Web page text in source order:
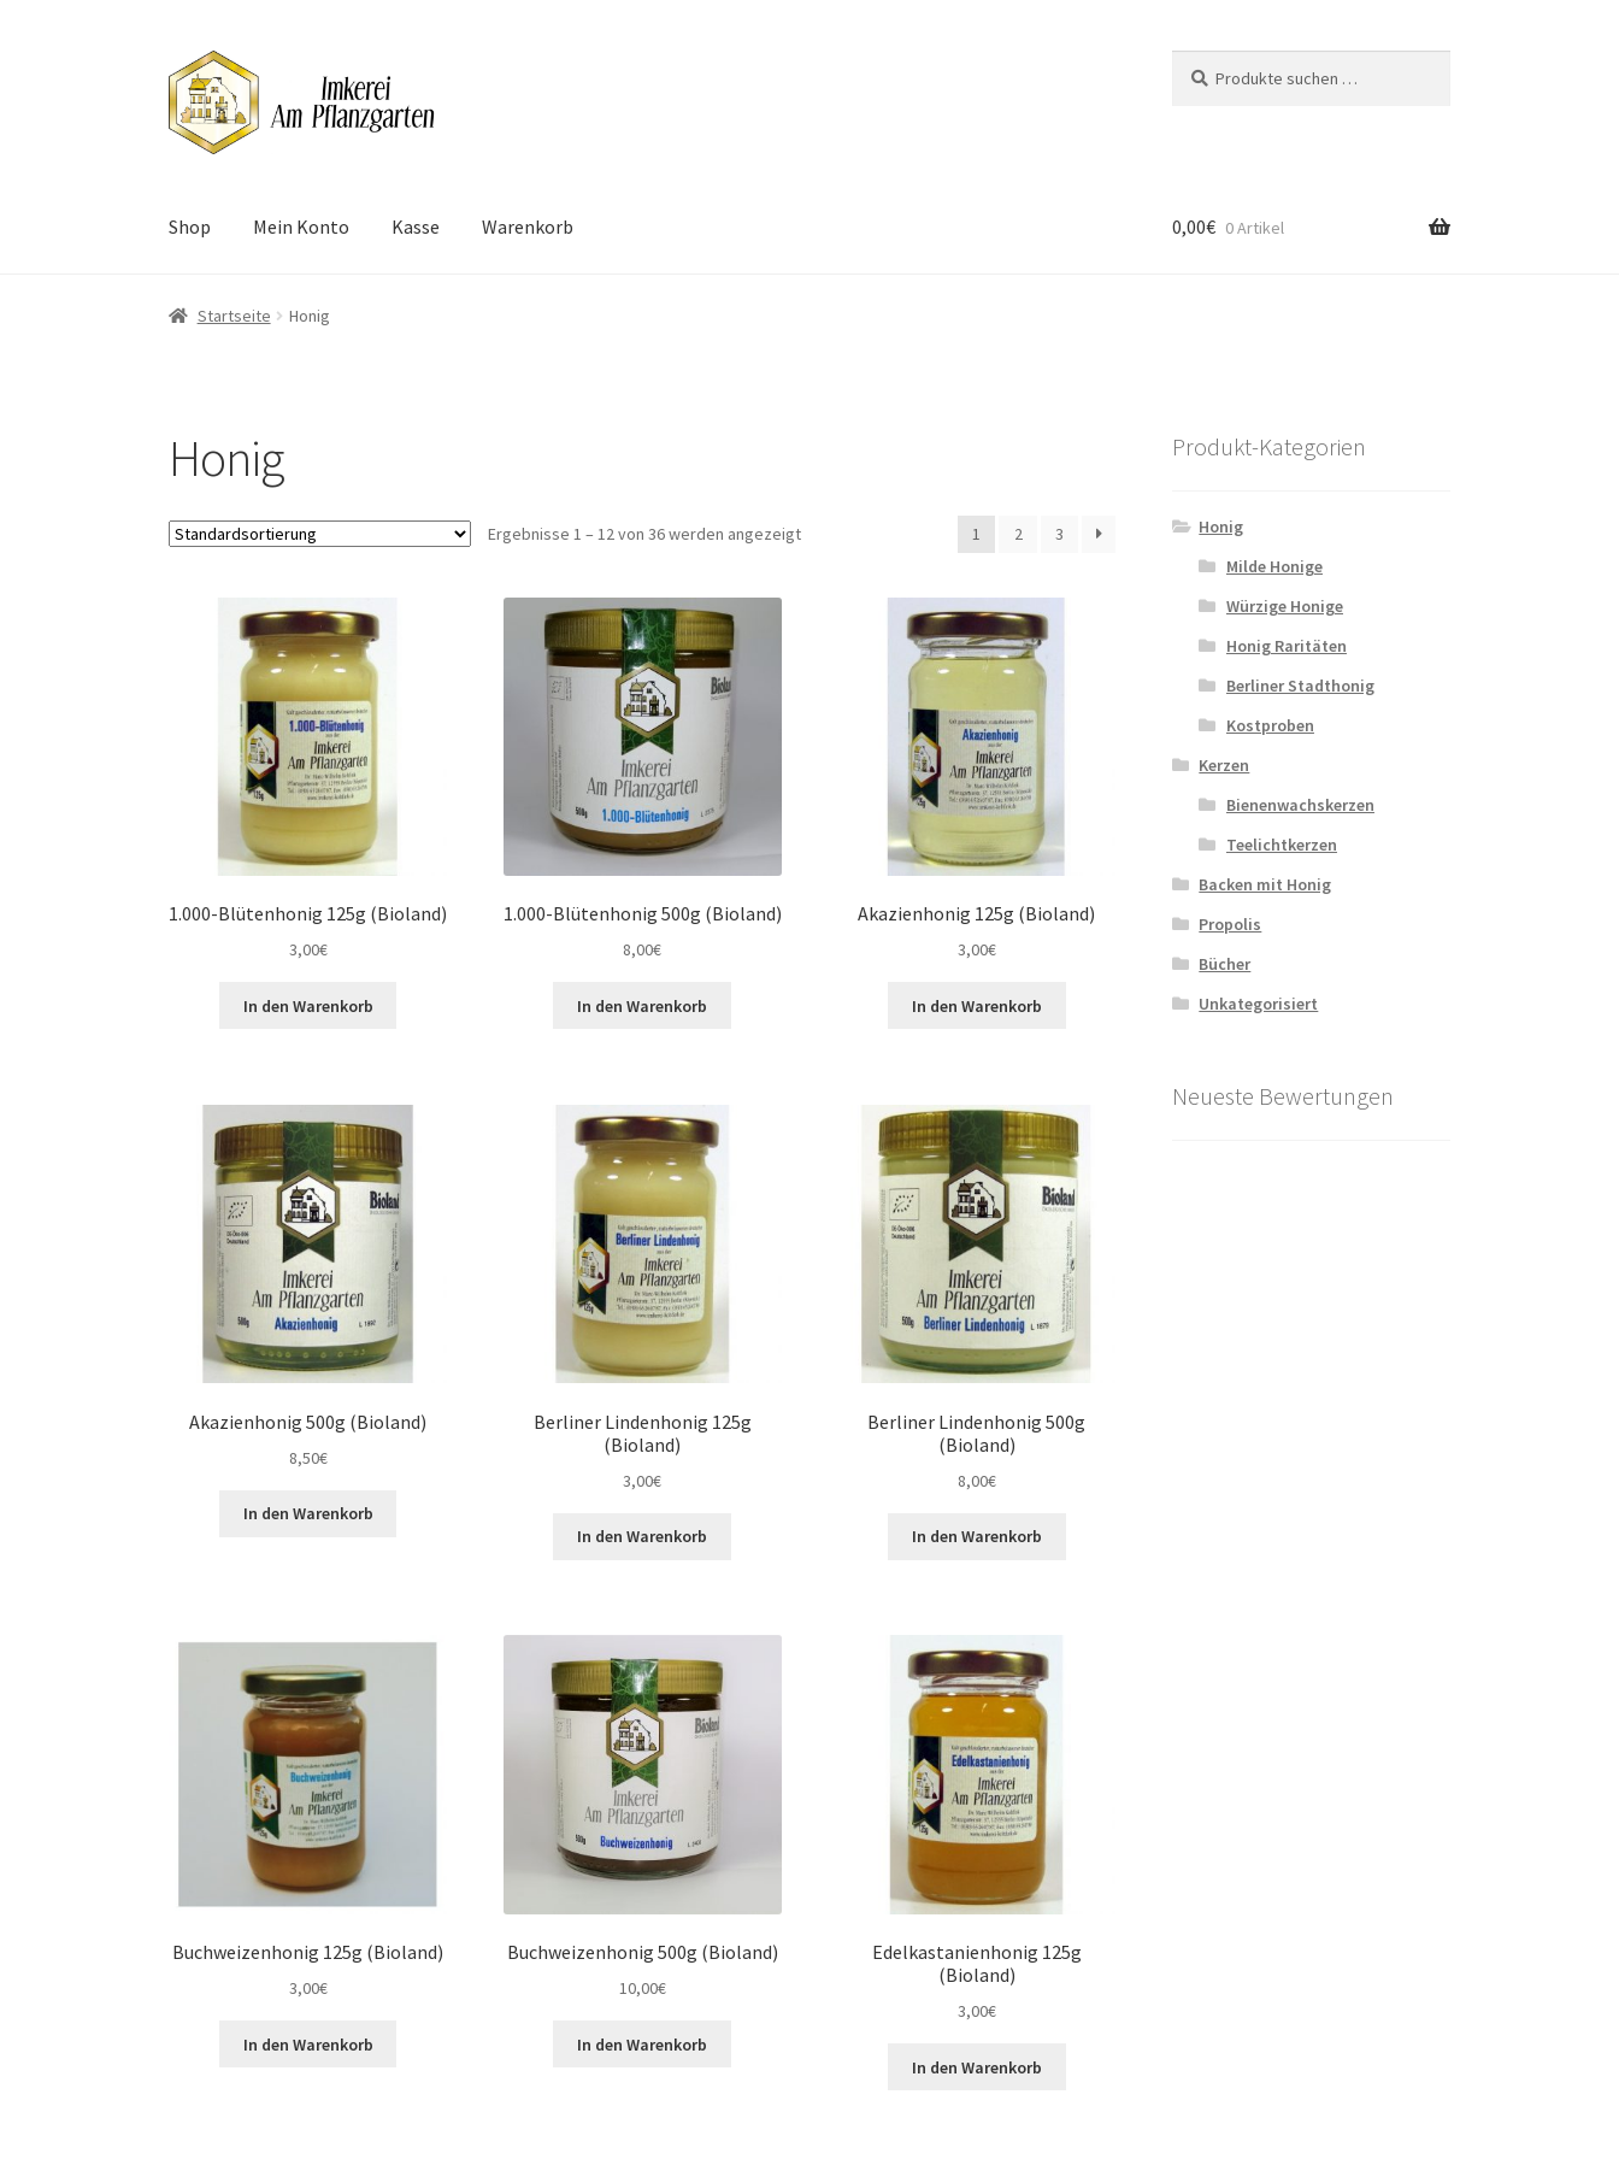
Zur
Navigation
springen
Zum
Inhalt
springen
nach:
Shop Mein Konto Kasse Warenkorb
Start Datenschutzerklärung
0,00€ 0 Artikel
Startseite Honig
Honig
Ergebnisse 1 – 12 von 36 werden angezeigt 1 2 3
1.000-Blütenhonig 125g (Bioland)
3,00€
In den Warenkorb
1.000-Blütenhonig 500g (Bioland)
8,00€
In den Warenkorb
Akazienhonig 125g (Bioland)
3,00€
In den Warenkorb
Akazienhonig 500g (Bioland)
8,50€
In den Warenkorb
Berliner Lindenhonig 125g
(Bioland)
3,00€
In den Warenkorb
Berliner Lindenhonig 500g
(Bioland)
8,00€
In den Warenkorb
Buchweizenhonig 125g (Bioland)
3,00€
In den Warenkorb
Buchweizenhonig 500g (Bioland)
10,00€
In den Warenkorb
Edelkastanienhonig 125g
(Bioland)
3,00€
In den Warenkorb
Produkt-Kategorien
Honig
Milde Honige
Würzige Honige
Honig Raritäten
Berliner Stadthonig
Kostproben
Kerzen
Bienenwachskerzen
Teelichtkerzen
Backen mit Honig
Propolis
Bücher
Unkategorisiert
Neueste Bewertungen